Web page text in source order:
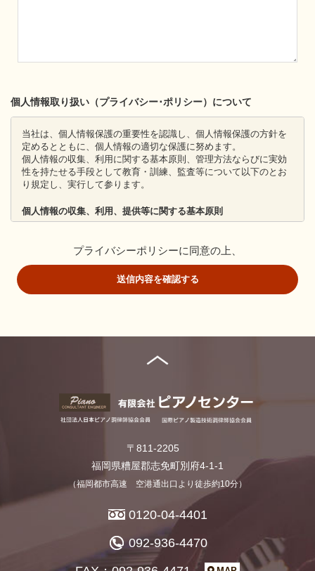
個人情報取り扱い（プライバシー･ポリシー）について
当社は、個人情報保護の重要性を認識し、個人情報保護の方針を
定めるとともに、個人情報の適切な保護に努めます。
個人情報の収集、利用に関する基本原則、管理方法ならびに実効
性を持たせる手段として教育・訓練、監査等について以下のとお
り規定し、実行して参ります。
個人情報の収集、利用、提供等に関する基本原則
収集にあたっては、利用目的を明確にし、その目的のために必
個人の利益を侵害する可能性が高い機微な情報は、本人の明確
な同意がある場合または法令等の裏付けがある場合以外には収
部へ委託する場合は、個人情報に関する秘密の保持、再委託に
および消去等について定め、それに従います。
個人情報の管理について
当社が直接収集または外部から業務を受託する際に入手した個
ざんおよび漏洩等を防止するための措置を講じます。
個人情報の処理を伴う業務を外部から受託する場合は、委託者
が個人情報を入手した際、本人の同意を得た上で、適法かつ公
正な手段によって収集したものであることを確認します。
法令及びその他の規範について
当社は、個人情報の保護に関係する日本の法令及びその他の規範
を遵守し、本方針の継続的改善に努めます。
プライバシーポリシーに同意の上、
送信内容を確認する
〒811-2205
福岡県糟屋郡志免町別府4-1-1
（福岡都市高速 空港通出口より徒歩約10分）
0120-04-4401
092-936-4470